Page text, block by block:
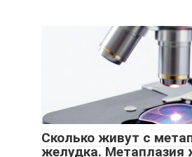
Сколько живут с
желудка. Метаплазия